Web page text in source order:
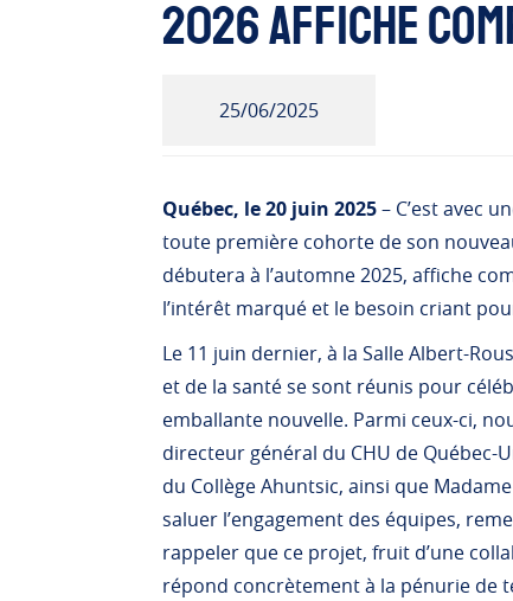
2026 affiche
25/06/2025
Québec, le 20 juin 2025– C’est avec
toute première cohorte de son
débutera à l’automne 2025, affiche
l’intérêt marqué et le besoin criant
Le 11 juin dernier, à la Salle Albert-
et de la santé se sont réunis pour
emballante nouvelle. Parmi ceux-ci,
directeur général du CHU de Québec-
du Collège Ahuntsic, ainsi que
saluer l’engagement des équipes,
rappeler que ce projet, fruit d’une
répond concrètement à la pénurie de